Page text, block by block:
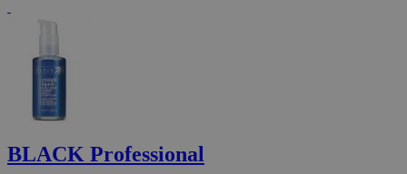
BLACK Professional